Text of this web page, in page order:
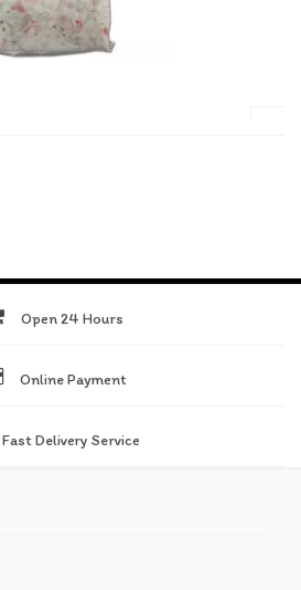
Open 24 Hours
Online Payment
Fast Delivery Service